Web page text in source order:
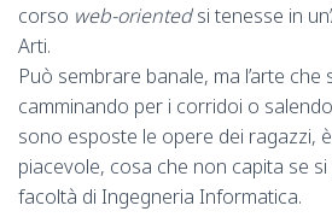
corso web-orientedsi tenesse in
Arti.
Può sembrare banale, ma l’arte che
camminando per i corridoi o
sono esposte le opere dei ragazzi,
piacevole, cosa che non capita se
facoltà di Ingegneria Informatica.